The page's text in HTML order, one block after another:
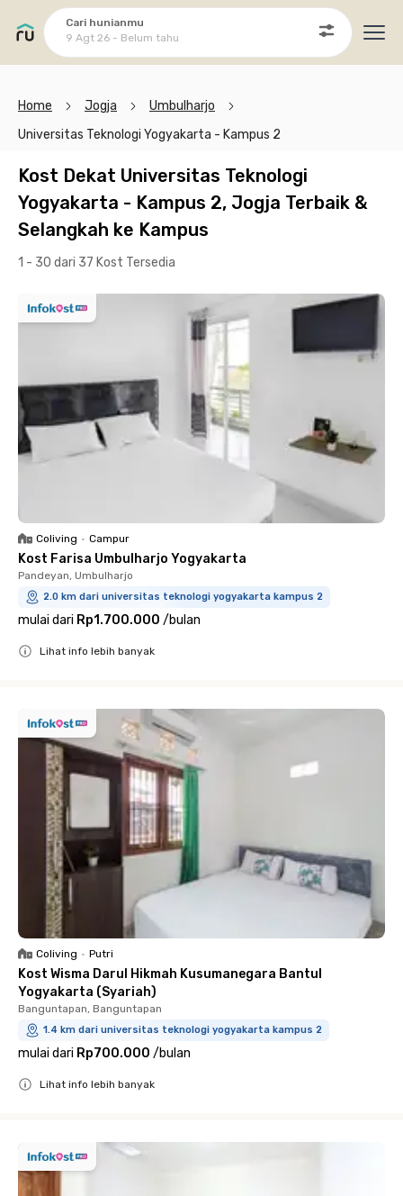
Cari hunianmu
9 Agt 26 - Belum tahu
Home Jogja
Umbulharjo
Universitas Teknologi Yogyakarta - Kampus 2
Kost Dekat Universitas Teknologi
Yogyakarta - Kampus 2, Jogja Terbaik &
Selangkah ke Kampus
1 - 30 dari 37 Kost Tersedia
Coliving • Campur
Kost Farisa Umbulharjo Yogyakarta
Pandeyan, Umbulharjo
2.0 km dari universitas teknologi yogyakarta kampus 2
mulai dari Rp1.700.000 /bulan
Lihat info lebih banyak
Coliving • Putri
Kost Wisma Darul Hikmah Kusumanegara Bantul
Yogyakarta (Syariah)
Banguntapan, Banguntapan
1.4 km dari universitas teknologi yogyakarta kampus 2
mulai dari Rp700.000 /bulan
Lihat info lebih banyak